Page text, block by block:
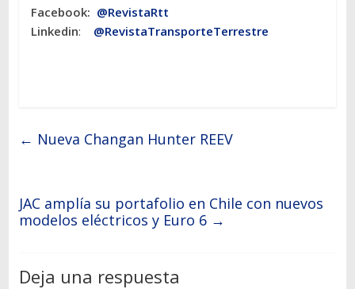
Facebook: @RevistaRtt
Linkedin: @RevistaTransporteTerrestre
← Nueva Changan Hunter REEV
JAC amplía su portafolio en Chile con nuevos
modelos eléctricos y Euro 6 →
Deja una respuesta